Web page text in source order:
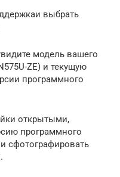
выбрать
модель вашего
ZE) и текущую
программного
открытыми,
программного
сфотографировать